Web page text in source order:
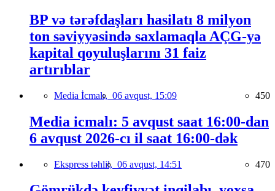
BP və tərəfdaşları hasilatı 8 milyon
ton səviyyəsində saxlamaqla AÇG-yə
kapital qoyuluşlarını 31 faiz
artırıblar
Media İcmalı, 06 avqust, 15:09 450
Media icmalı: 5 avqust saat 16:00-dan
6 avqust 2026-cı il saat 16:00-dək
Ekspress təhlil, 06 avqust, 14:51 470